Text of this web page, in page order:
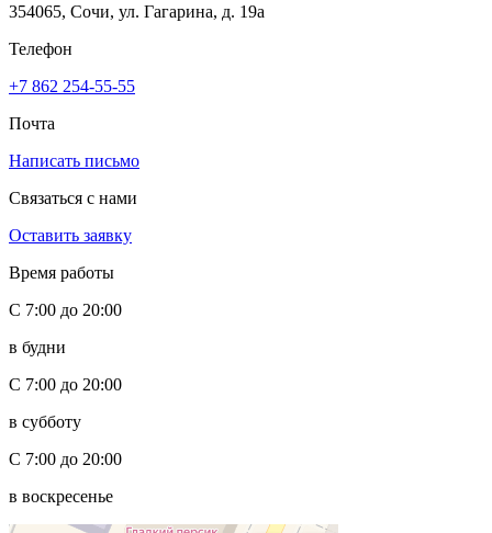
354065, Сочи, ул. Гагарина, д. 19а
Телефон
+7 862 254-55-55
Почта
Написать письмо
Связаться с нами
Оставить заявку
Время работы
С 7:00 до 20:00
в будни
С 7:00 до 20:00
в субботу
С 7:00 до 20:00
в воскресенье